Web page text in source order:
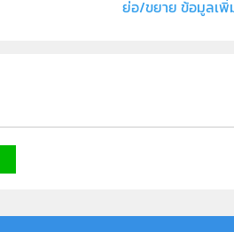
ย่อ/ขยาย ข้อมูลเพิ่